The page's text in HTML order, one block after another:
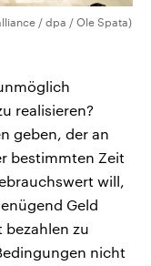
/ dpa / Ole Spata)
realisieren?
geben, der an
bestimmten Zeit
will,
Geld
zu
nicht